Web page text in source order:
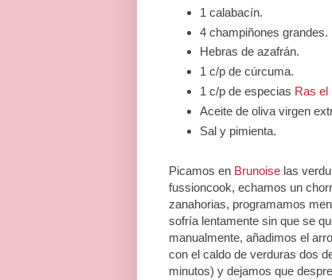
1 calabacín.
4 champiñones grandes.
Hebras de azafrán.
1 c/p de cúrcuma.
1 c/p de especias Ras el
Aceite de oliva virgen
Sal y pimienta.
Picamos en Brunoise las
fussioncook, echamos un
zanahorias, programamos
sofría lentamente sin que se
manualmente, añadimos el
con el caldo de verduras dos
minutos) y dejamos que